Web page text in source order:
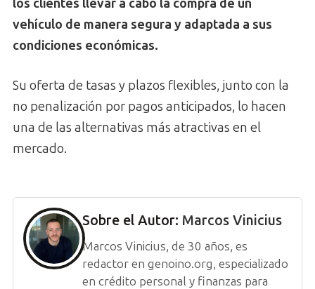
los clientes llevar a cabo la compra de un
vehículo de manera segura y adaptada a sus
condiciones económicas.
Su oferta de tasas y plazos flexibles, junto con la
no penalización por pagos anticipados, lo hacen
una de las alternativas más atractivas en el
mercado.
Sobre el Autor: Marcos Vinicius
Marcos Vinicius, de 30 años, es
redactor en genoino.org, especializado
en crédito personal y finanzas para